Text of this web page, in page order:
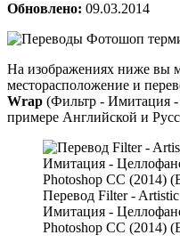
Обновлено: 09.03.2014
На изображениях ниже вы
месторасположение и
Wrap (Фильтр - Имитация -
примере Английской и
Перевод Filter -
Имитация -
Photoshop CC (2014)